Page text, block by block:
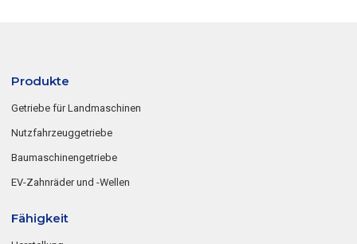
Produkte
Getriebe für Landmaschinen
Nutzfahrzeuggetriebe
Baumaschinengetriebe
EV-Zahnräder und -Wellen
Fähigkeit